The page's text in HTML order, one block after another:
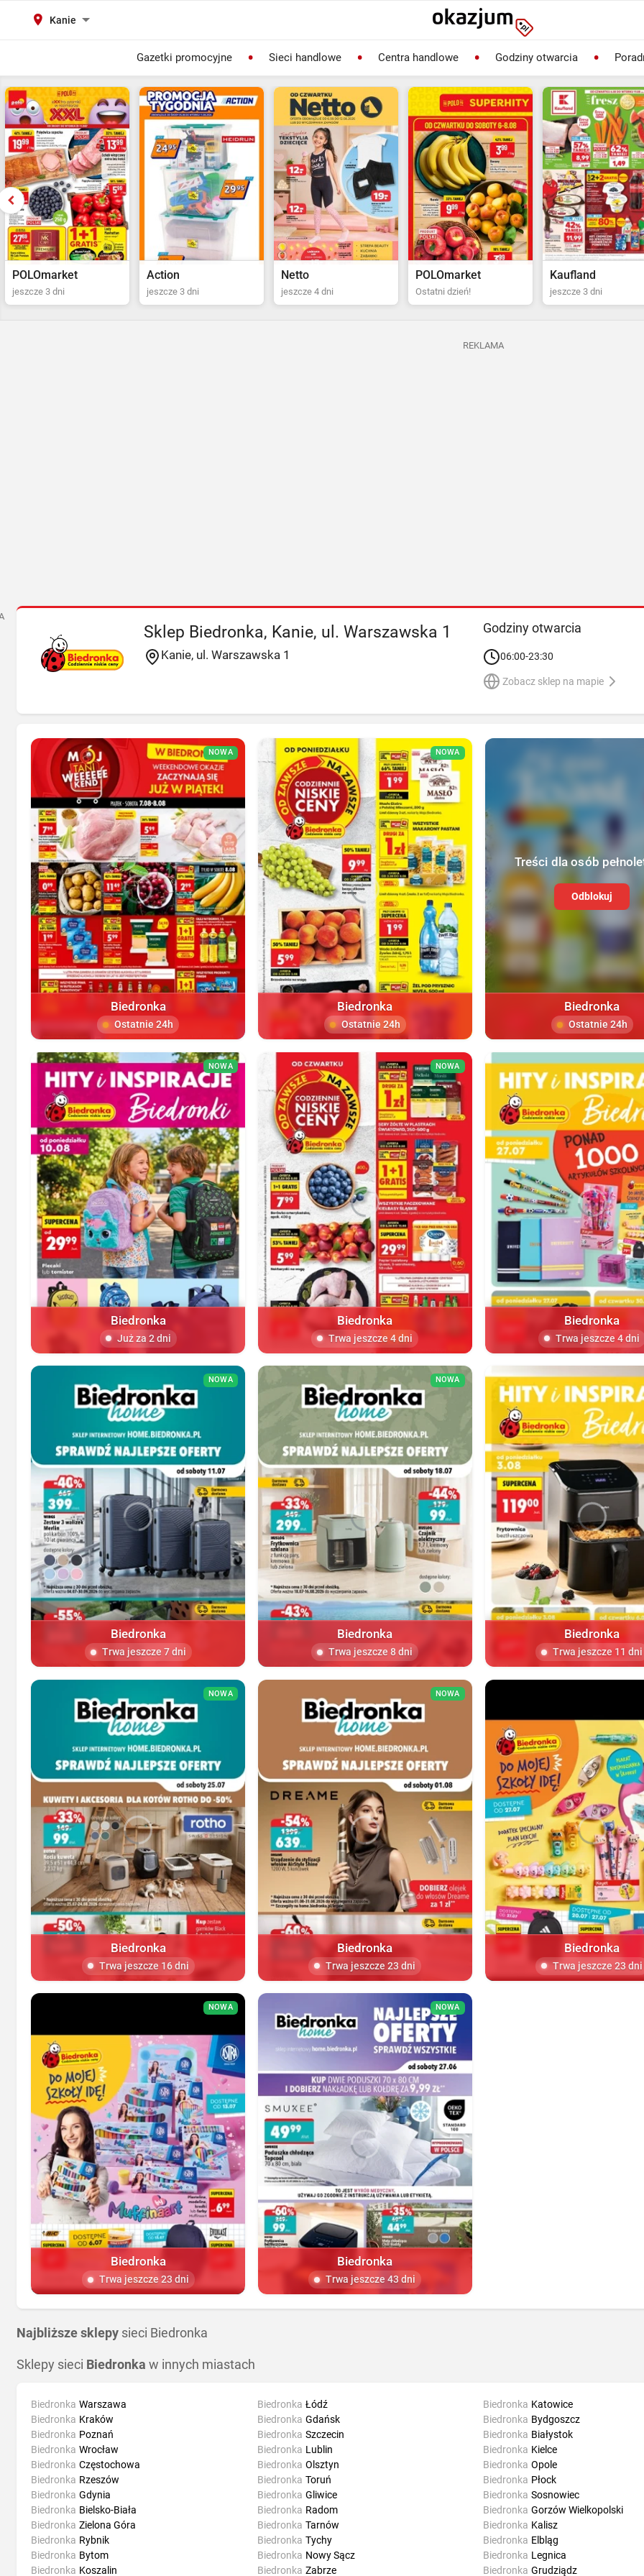
Kanie
Gazetki promocyjne Sieci handlowe Centra handlowe Godziny otwarcia
Action
jeszcze 3 dni
Netto
jeszcze 4 dni
POLOmarket
Ostatni dzień!
Kaufland
jeszcze 3 dni
Biedronka
Ostatni dzień!
REKLAMA
Sklep Biedronka, Kanie, ul. Warszawska 1
Kanie, ul. Warszawska 1
Godziny otwarcia
06:00-23:30
Zobacz sklep na mapie
NOWA
Biedronka
Ostatnie 24h
NOWA
Biedronka
Ostatnie 24h
Treści dla osób
Odblokuj
Biedronka
Ostatnie 24h
NOWA
Biedronka
Już za 2 dni
NOWA
Biedronka
Trwa jeszcze 4 dni
Biedronka
Trwa jeszcze 4 dni
NOWA
Biedronka
Trwa jeszcze 7 dni
NOWA
Biedronka
Trwa jeszcze 8 dni
Biedronka
Trwa jeszcze 11 dni
NOWA
Biedronka
Trwa jeszcze 16 dni
NOWA
Biedronka
Trwa jeszcze 23 dni
Biedronka
Trwa jeszcze 23 dni
NOWA
Biedronka
Trwa jeszcze 23 dni
NOWA
Biedronka
Trwa jeszcze 43 dni
Najbliższe sklepy sieci Biedronka
Sklepy sieci Biedronka w innych miastach
Biedronka Warszawa
Biedronka Kraków
Biedronka Poznań
Biedronka Wrocław
Biedronka Łódź
Biedronka Gdańsk
Biedronka Szczecin
Biedronka Lublin
Biedronka Katowice
Biedronka Bydgoszcz
Biedronka Białystok
Biedronka Kielce
Biedronka Częstochowa
Biedronka Rzeszów
Biedronka Gdynia
Biedronka Bielsko-Biała
Biedronka Olsztyn
Biedronka Toruń
Biedronka Gliwice
Biedronka Radom
Biedronka Opole
Biedronka Płock
Biedronka Sosnowiec
Biedronka Gorzów Wielkopolski
Biedronka Zielona Góra
Biedronka Rybnik
Biedronka Bytom
Biedronka Koszalin
Biedronka Tarnów
Biedronka Tychy
Biedronka Nowy Sącz
Biedronka Zabrze
Biedronka Kalisz
Biedronka Elbląg
Biedronka Legnica
Biedronka Grudziądz